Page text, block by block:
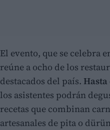
El evento, que se celebra
reúne a ocho de los
destacados del país.
los asistentes podrán
recetas que combinan
artesanales de pita o